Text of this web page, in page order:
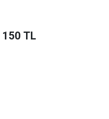
150 TL